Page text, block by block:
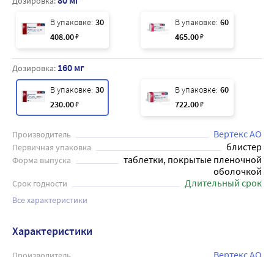
В упаковке: 30
408.00₽
В упаковке: 60
465.00₽
Дозировка: 160 мг
В упаковке: 30
230.00₽
В упаковке: 60
722.00₽
Производитель Вертекс АО
Первичная упаковка блистер
Форма выпуска
таблетки, покрытые пленочной
оболочкой
Срок годности Длительный срок
Все характеристики
Характеристики
Вертекс АО